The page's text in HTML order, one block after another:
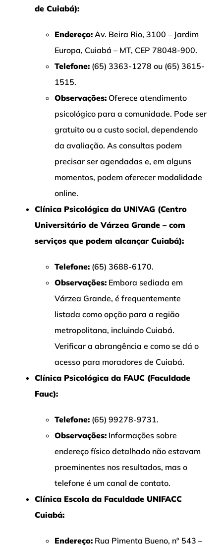
de Cuiabá):
Endereço: Av. Beira Rio, 3100 – Jardim
Europa, Cuiabá – MT, CEP 78048-900.
Telefone: (65) 3363-1278 ou (65) 3615-
1515.
Observações: Oferece atendimento
psicológico para a comunidade. Pode ser
gratuito ou a custo social, dependendo
da avaliação. As consultas podem
precisar ser agendadas e, em alguns
momentos, podem oferecer modalidade
online.
Clínica Psicológica da UNIVAG (Centro
Universitário de Várzea Grande – com
serviços que podem alcançar Cuiabá):
Telefone: (65) 3688-6170.
Observações: Embora sediada em
Várzea Grande, é frequentemente
listada como opção para a região
metropolitana, incluindo Cuiabá.
Verificar a abrangência e como se dá o
acesso para moradores de Cuiabá.
Clínica Psicológica da FAUC (Faculdade
Fauc):
Telefone: (65) 99278-9731.
Observações: Informações sobre
endereço físico detalhado não estavam
proeminentes nos resultados, mas o
telefone é um canal de contato.
Clínica Escola da Faculdade UNIFACC
Cuiabá:
Endereço: Rua Pimenta Bueno, nº 543 –